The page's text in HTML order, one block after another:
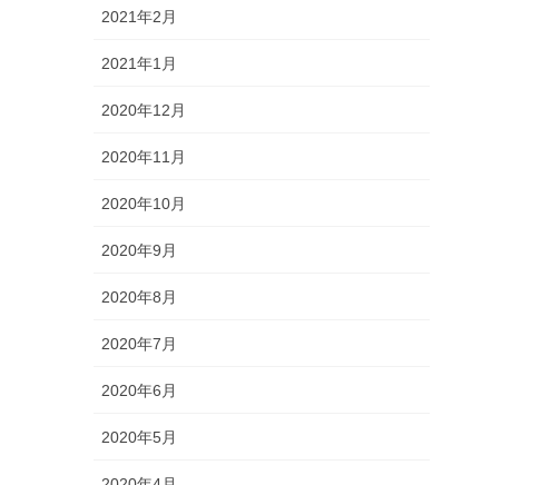
2021年2月
2021年1月
2020年12月
2020年11月
2020年10月
2020年9月
2020年8月
2020年7月
2020年6月
2020年5月